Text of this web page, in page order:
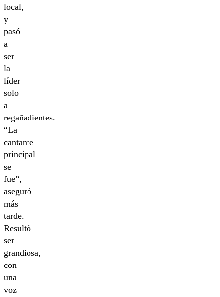
local,
y
pasó
a
ser
la
líder
solo
a
regañadientes.
“La
cantante
principal
se
fue”,
aseguró
más
tarde.
Resultó
ser
grandiosa,
con
una
voz